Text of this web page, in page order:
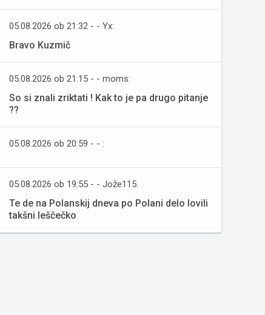
05.08.2026 ob 21:32 - - Yx:
Bravo Kuzmič
05.08.2026 ob 21:15 - - moms:
So si znali zriktati ! Kak to je pa drugo pitanje
??
05.08.2026 ob 20:59 - - :
05.08.2026 ob 19:55 - - Jože115:
Te de na Polanskij dneva po Polani delo lovili
takšni leščečko